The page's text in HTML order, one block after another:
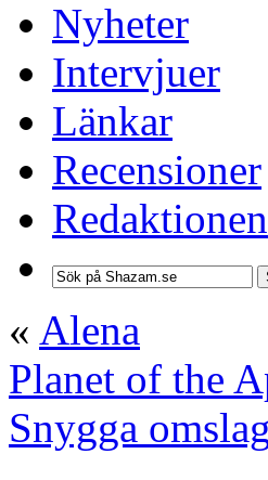
Nyheter
Intervjuer
Länkar
Recensioner
Redaktionen
« Alena
Planet of the
Snygga omslag